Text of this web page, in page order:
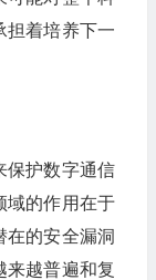
担着培养下一
保护数字通信
域的作用在于
在的安全漏洞
来越普遍和复